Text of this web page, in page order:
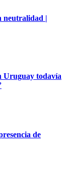
neutralidad |
Uruguay todavía
de